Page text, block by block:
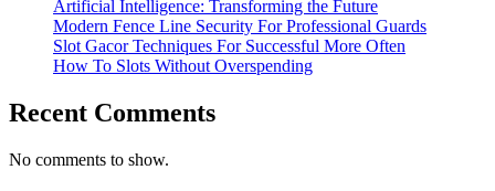
Artificial Intelligence: Transforming the Future
Modern Fence Line Security For Professional Guards
Slot Gacor Techniques For Successful More Often
How To Slots Without Overspending
Recent Comments
No comments to show.